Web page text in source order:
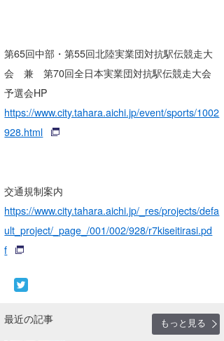
第65回中部・第55回北陸実業団対抗駅伝競走大
会 兼 第70回全日本実業団対抗駅伝競走大会
予選会HP
https://www.city.tahara.aichi.jp/event/sports/1002
928.html
交通規制案内
https://www.city.tahara.aichi.jp/_res/projects/defa
ult_project/_page_/001/002/928/r7kiseitirasi.pd
f
最近の記事
もっと見る
KY
mitz
S.K
Soulman